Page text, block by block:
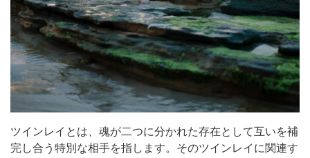
ツインレイとは、魂が二つに分かれた存在として互いを補
完し合う特別な相手を指します。そのツインレイに関連す